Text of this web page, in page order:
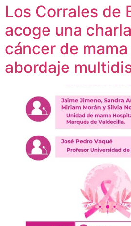
Los Corrales de
acoge una
cáncer de mama
abordaje